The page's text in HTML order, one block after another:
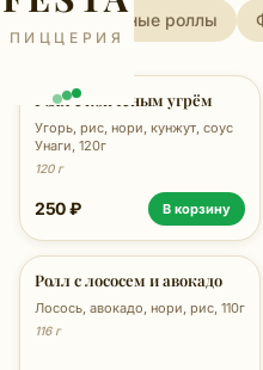
ПИЦЦЕРИЯ
Традиционные роллы
Ролл с копчёным угрём
Угорь, рис, нори, кунжут, соус
Унаги, 120г
120 г
250 ₽ В корзину
Ролл с лососем и авокадо
Лосось, авокадо, нори, рис, 110г
116 г